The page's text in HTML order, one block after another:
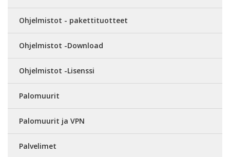
Ohjelmistot - pakettituotteet
Ohjelmistot -Download
Ohjelmistot -Lisenssi
Palomuurit
Palomuurit ja VPN
Palvelimet